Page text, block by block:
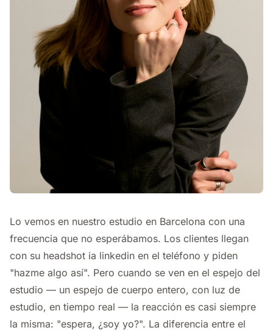
Lo vemos en nuestro estudio en Barcelona con una
frecuencia que no esperábamos. Los clientes llegan
con su headshot ia linkedin en el teléfono y piden
"hazme algo así". Pero cuando se ven en el espejo del
estudio — un espejo de cuerpo entero, con luz de
estudio, en tiempo real — la reacción es casi siempre
la misma: "espera, ¿soy yo?". La diferencia entre el